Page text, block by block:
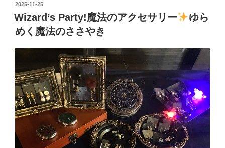
投
稿
日:
2025-11-25
Wizard’s Party!魔法のアクセサリー
ゆら
めく魔法のささやき